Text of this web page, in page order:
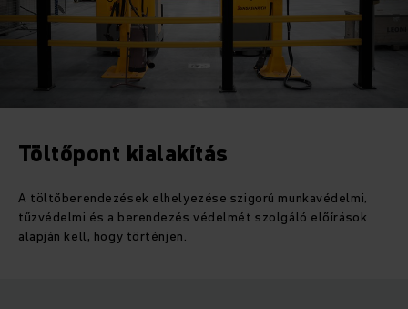
Töltőpont kialakítás
A töltőberendezések elhelyezése szigorú munkavédelmi,
tűzvédelmi és a berendezés védelmét szolgáló előírások
alapján kell, hogy történjen.